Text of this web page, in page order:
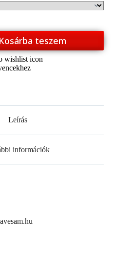
Kosárba teszem
Leírás
információk